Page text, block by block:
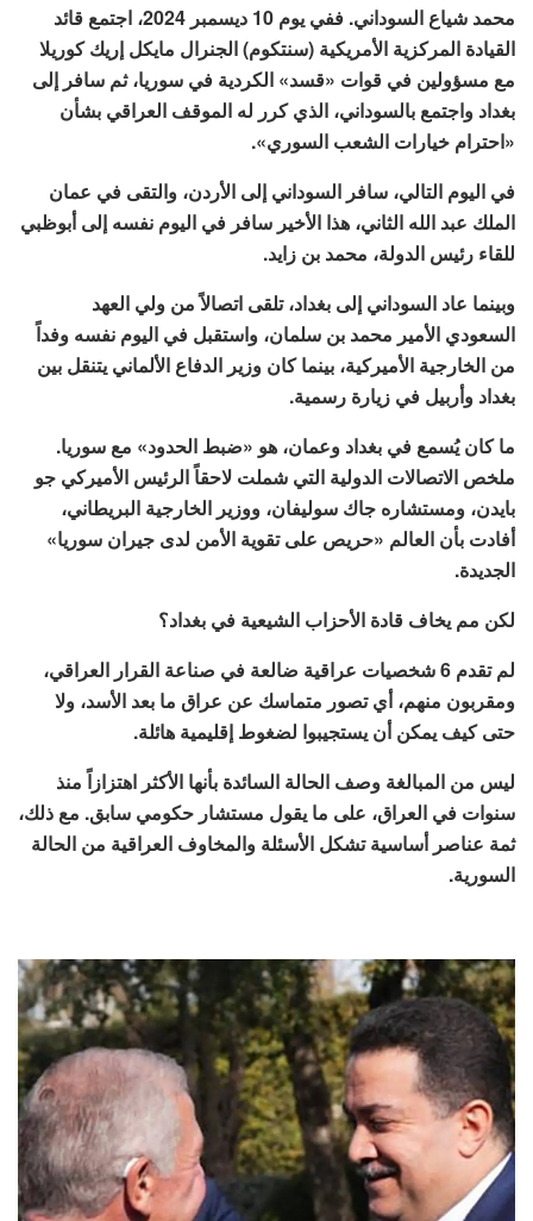
محمد شياع السوداني. ففي يوم 10 ديسمبر 2024، اجتمع قائد
القيادة المركزية الأمريكية (سنتكوم) الجنرال مايكل إريك كوريلا
مع مسؤولين في قوات «قسد» الكردية في سوريا، ثم سافر إلى
بغداد واجتمع بالسوداني، الذي كرر له الموقف العراقي بشأن
«احترام خيارات الشعب السوري».
في اليوم التالي، سافر السوداني إلى الأردن، والتقى في عمان
الملك عبد الله الثاني، هذا الأخير سافر في اليوم نفسه إلى أبوظبي
للقاء رئيس الدولة، محمد بن زايد.
وبينما عاد السوداني إلى بغداد، تلقى اتصالاً من ولي العهد
السعودي الأمير محمد بن سلمان، واستقبل في اليوم نفسه وفداً
من الخارجية الأميركية، بينما كان وزير الدفاع الألماني يتنقل بين
بغداد وأربيل في زيارة رسمية.
ما كان يُسمع في بغداد وعمان، هو «ضبط الحدود» مع سوريا.
ملخص الاتصالات الدولية التي شملت لاحقاً الرئيس الأميركي جو
بايدن، ومستشاره جاك سوليفان، ووزير الخارجية البريطاني،
أفادت بأن العالم «حريص على تقوية الأمن لدى جيران سوريا»
الجديدة.
لكن مم يخاف قادة الأحزاب الشيعية في بغداد؟
لم تقدم 6 شخصيات عراقية ضالعة في صناعة القرار العراقي،
ومقربون منهم، أي تصور متماسك عن عراق ما بعد الأسد، ولا
حتى كيف يمكن أن يستجيبوا لضغوط إقليمية هائلة.
ليس من المبالغة وصف الحالة السائدة بأنها الأكثر اهتزازاً منذ
سنوات في العراق، على ما يقول مستشار حكومي سابق. مع ذلك،
ثمة عناصر أساسية تشكل الأسئلة والمخاوف العراقية من الحالة
السورية.